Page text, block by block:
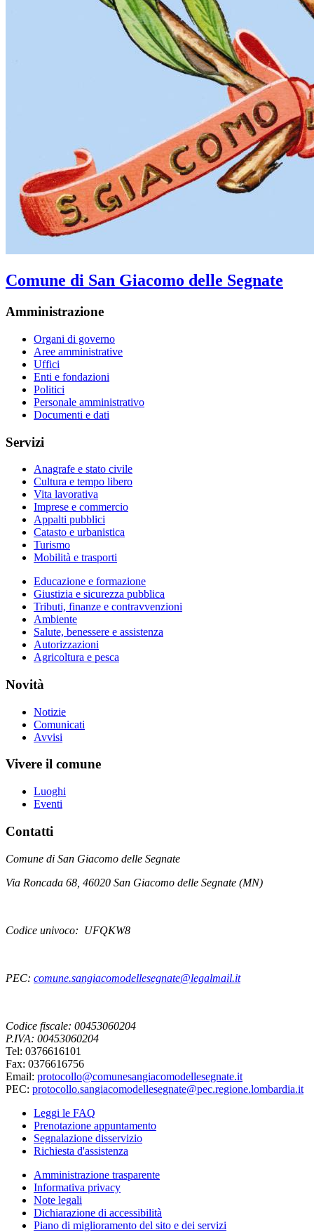
Comune di San Giacomo delle Segnate
Amministrazione
Organi di governo
Aree amministrative
Uffici
Enti e fondazioni
Politici
Personale amministrativo
Documenti e dati
Servizi
Anagrafe e stato civile
Cultura e tempo libero
Vita lavorativa
Imprese e commercio
Appalti pubblici
Catasto e urbanistica
Turismo
Mobilità e trasporti
Educazione e formazione
Giustizia e sicurezza pubblica
Tributi, finanze e contravvenzioni
Ambiente
Salute, benessere e assistenza
Autorizzazioni
Agricoltura e pesca
Novità
Notizie
Comunicati
Avvisi
Vivere il comune
Luoghi
Eventi
Contatti
Comune di San Giacomo delle Segnate
Via Roncada 68, 46020 San Giacomo delle Segnate (MN)
Codice univoco: UFQKW8
PEC: comune.sangiacomodellesegnate@legalmail.it
Codice fiscale: 00453060204
P.IVA: 00453060204
Tel: 0376616101
Fax: 0376616756
Email: protocollo@comunesangiacomodellesegnate.it
PEC: protocollo.sangiacomodellesegnate@pec.regione.lombardia.it
Leggi le FAQ
Prenotazione appuntamento
Segnalazione disservizio
Richiesta d'assistenza
Amministrazione trasparente
Informativa privacy
Note legali
Dichiarazione di accessibilità
Piano di miglioramento del sito e dei servizi